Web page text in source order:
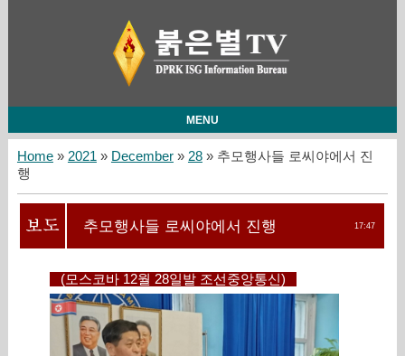
MENU
Home» 2021 » December » 28» 추모행사들 로씨야에서 진
행
17:47
추모행사들 로씨야에서 진행
(모스코바 12월 28일발 조선중앙통신)